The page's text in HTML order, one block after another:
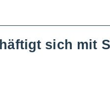
sich mit